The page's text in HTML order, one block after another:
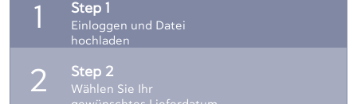
1 Step 1
Einloggen und Datei
hochladen
2 Step 2
Wählen Sie Ihr